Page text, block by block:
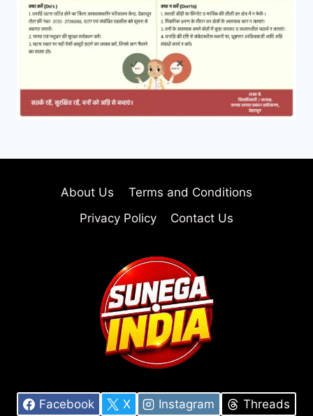
About Us
Terms and Conditions
Privacy Policy
Contact Us
Facebook X Instagram Threads